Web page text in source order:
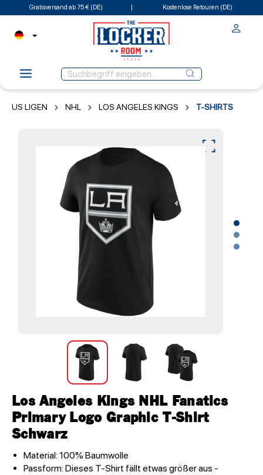
Gratisversand ab 75 € (DE) Kostenlose Retouren (DE)
US LIGEN NHL LOS ANGELES KINGS T-SHIRTS
Los Angeles Kings NHL Fanatics
Primary Logo Graphic T-Shirt
Schwarz
Material: 100% Baumwolle
Passform: Dieses T-Shirt fällt etwas größer aus -